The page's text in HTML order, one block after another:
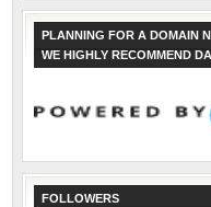
PLANNING FOR A DOMAIN
WE HIGHLY RECOMMEND
FOLLOWERS